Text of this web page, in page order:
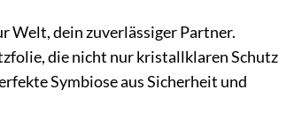
Welt, dein zuverlässiger Partner.
die nicht nur kristallklaren Schutz
Symbiose aus Sicherheit und